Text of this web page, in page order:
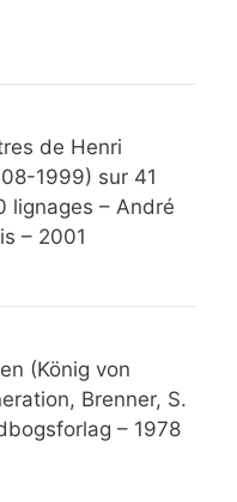
de Henri
1999) sur 41
lignages – André
– 2001
(König von
Brenner, S.
– 1978